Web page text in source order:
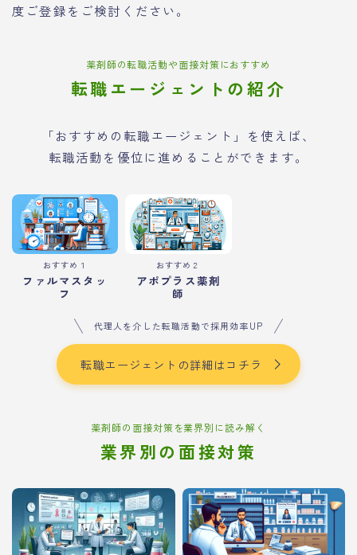
度ご登録をご検討ください。
薬剤師の転職活動や面接対策におすすめ
転職エージェントの紹介
「おすすめの転職エージェント」を使えば、
転職活動を優位に進めることができます。
おすすめ１
ファルマスタッ
フ
おすすめ２
アポプラス薬剤
師
代理人を介した転職活動で採用効率UP
転職エージェントの詳細はコチラ
薬剤師の面接対策を業界別に読み解く
業界別の面接対策